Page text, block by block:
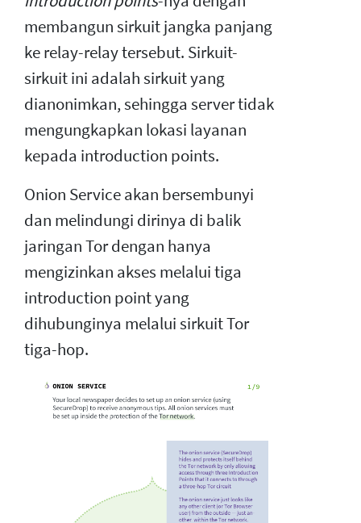
membangun sirkuit jangka panjang
ke relay-relay tersebut. Sirkuit-
sirkuit ini adalah sirkuit yang
dianonimkan, sehingga server tidak
mengungkapkan lokasi layanan
kepada introduction points.
Onion Service akan bersembunyi
dan melindungi dirinya di balik
jaringan Tor dengan hanya
mengizinkan akses melalui tiga
introduction point yang
dihubunginya melalui sirkuit Tor
tiga-hop.